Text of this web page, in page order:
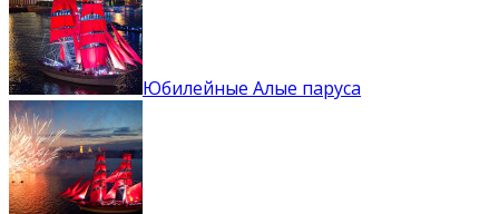
Юбилейные Алые паруса